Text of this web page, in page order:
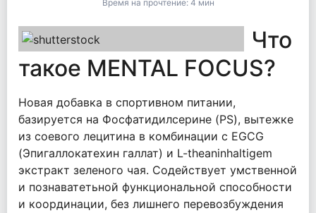
Время на прочтение: 4 мин
Что
такое MENTAL FOCUS?
Новая добавка в спортивном питании,
базируется на Фосфатидилсерине (PS), вытежке
из соевого лецитина в комбинации с EGCG
(Эпигаллокатехин галлат) и L-theaninhaltigem
экстракт зеленого чая. Содействует умственной
и познаватетьной функциональной способности
и координации, без лишнего перевозбуждения